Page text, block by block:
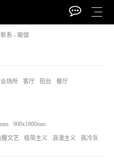
系 - 瑜伽
场所 客厅 阳台 餐厅
900x1800mm
醒文艺 极简主义 浪漫主义 高冷灰